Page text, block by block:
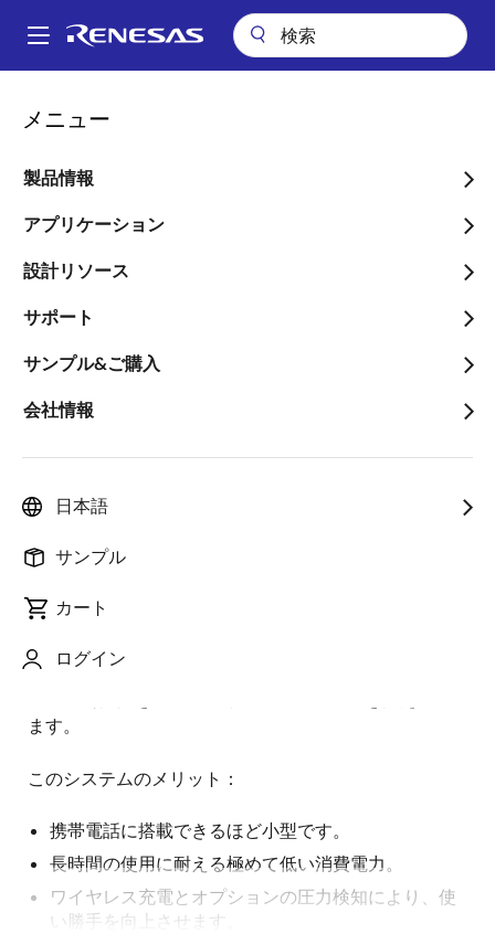
ン
Main
メニュー
製品情報
アプリケーション
設計リソース
サポート
サンプル&ご購入
会社情報
日本語
サンプル
カート
ログイン
パ
ン
く
ず
コネクテッドホーム & エンタテイメント
アクティブスタイラス
概要
概
要
説明
説
明
この先進的なタブレット用アクティブスタイラスシス
テムは、本物の鉛筆の感触と機能を再現するように設
計されています。 自然な筆記や描画のための筆圧感知
機能、使用状況の追跡と電力効率のための加速度検知
ます。
このシステムのメリット：
携帯電話に搭載できるほど小型です。
長時間の使用に耐える極めて低い消費電力。
ワイヤレス充電とオプションの圧力検知により、使
い勝手を向上させます。